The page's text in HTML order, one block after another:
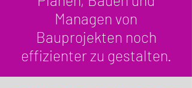
Managen von
Bauprojekten noch
effizienter zu gestalten.